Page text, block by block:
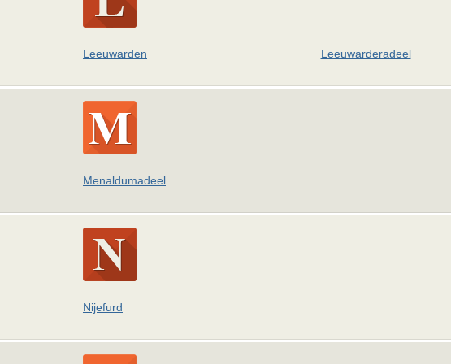
Leeuwarden Leeuwarderadeel
Menaldumadeel
Nijefurd